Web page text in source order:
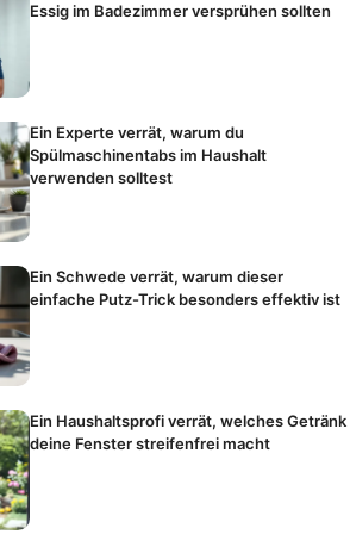
Essig im Badezimmer versprühen sollten
Ein Experte verrät, warum du
Spülmaschinentabs im Haushalt
verwenden solltest
Ein Schwede verrät, warum dieser
einfache Putz-Trick besonders effektiv ist
Ein Haushaltsprofi verrät, welches Getränk
deine Fenster streifenfrei macht